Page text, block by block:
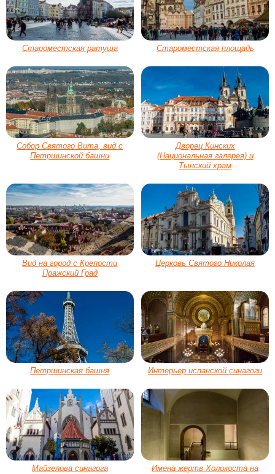
Староместская ратуша Староместская площадь
Собор Святого Вита, вид с
Петршинской башни
Дворец Кинских
(Национальная галерея) и
Тынский храм
Вид на город с Крепости
Пражский Град
Церковь Святого Николая
Петршинская башня Интерьер испанской синагоги
Майзелова синагога
Имена жертв Холокоста на